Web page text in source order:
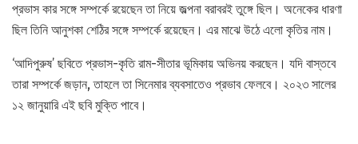
প্রভাস কার সঙ্গে সম্পর্কে রয়েছেন তা নিয়ে জল্পনা বরাবরই তুঙ্গে ছিল। অনেকের ধারণা
ছিল তিনি আনুশকা শেঠির সঙ্গে সম্পর্কে রয়েছেন। এর মাঝে উঠে এলো কৃতির নাম।
‘আদিপুরুষ’ ছবিতে প্রভাস-কৃতি রাম-সীতার ভূমিকায় অভিনয় করছেন। যদি বাস্তবে
তারা সম্পর্কে জড়ান, তাহলে তা সিনেমার ব্যবসাতেও প্রভাব ফেলবে। ২০২৩ সালের
১২ জানুয়ারি এই ছবি মুক্তি পাবে।